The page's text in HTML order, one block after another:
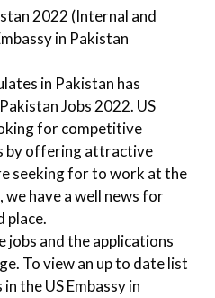
2022 (Internal and
in Pakistan
in Pakistan has
Jobs 2022. US
for competitive
by offering attractive
seeking for to work at the
we have a well news for
place.
jobs and the applications
To view an up to date list
the US Embassy in